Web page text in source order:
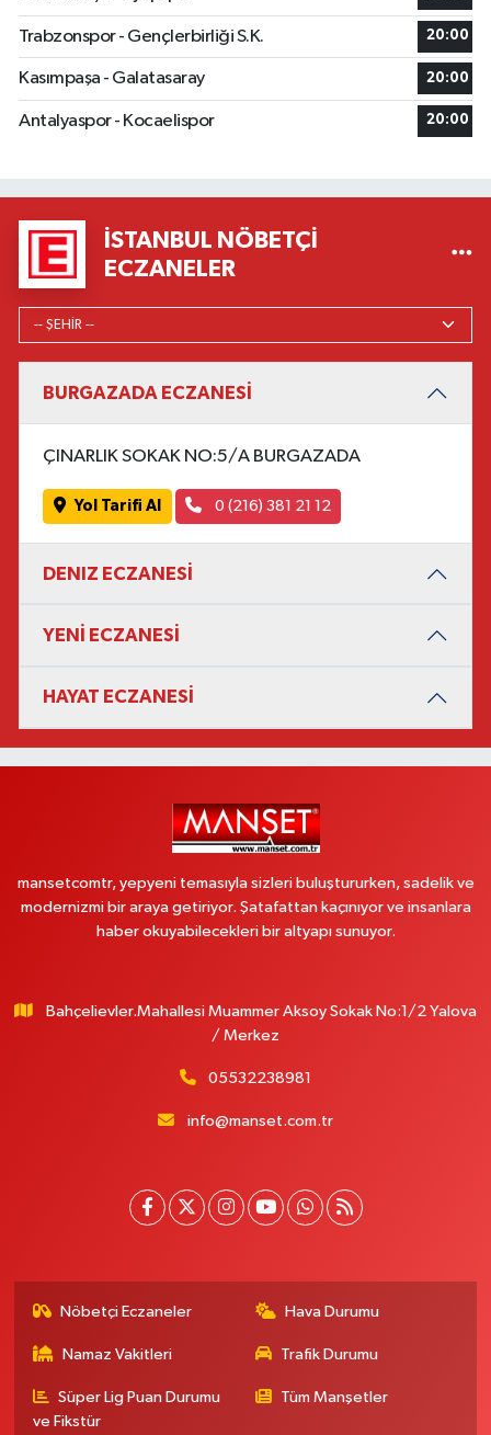
Trabzonspor - Gençlerbirliği S.K. 20:00
Kasımpaşa - Galatasaray 20:00
Antalyaspor - Kocaelispor 20:00
İSTANBUL NÖBETÇI
ECZANELER
BURGAZADA ECZANESİ
ÇINARLIK SOKAK NO:5/A BURGAZADA
Yol Tarifi Al 0 (216) 381 21 12
DENIZ ECZANESİ
YENİ ECZANESİ
HAYAT ECZANESİ
mansetcomtr, yepyeni temasıyla sizleri buluştururken, sadelik ve
modernizmi bir araya getiriyor. Şatafattan kaçınıyor ve insanlara
haber okuyabilecekleri bir altyapı sunuyor.
Bahçelievler.Mahallesi Muammer Aksoy Sokak No:1/2 Yalova
/ Merkez
05532238981
info@manset.com.tr
Nöbetçi Eczaneler Hava Durumu
Namaz Vakitleri Trafik Durumu
Süper Lig Puan Durumu
ve Fikstür
Tüm Manşetler